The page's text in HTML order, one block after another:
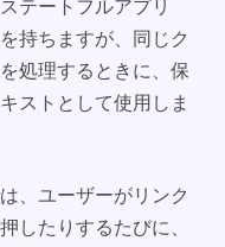
テートフルアプリ
持ちますが、同じク
処理するときに、保
ストとして使用しま
、ユーザーがリンク
したりするたびに、